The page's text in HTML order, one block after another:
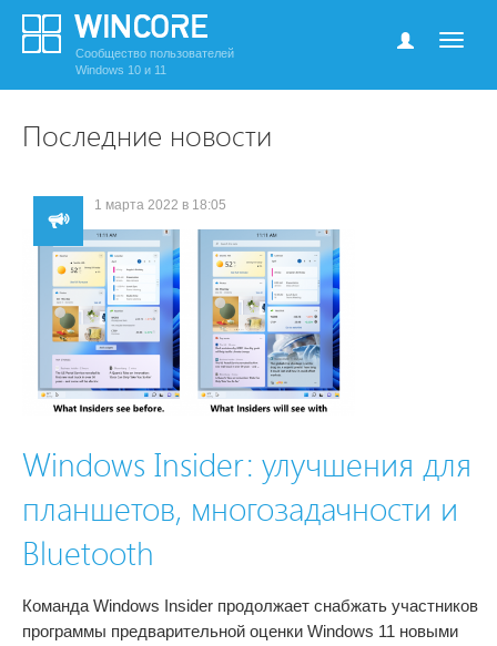
Сообщество пользователей
Windows 10 и 11
Последние новости
1 марта 2022 в 18:05
Windows Insider: улучшения для
планшетов, многозадачности и
Bluetooth
Команда Windows Insider продолжает снабжать участников
программы предварительной оценки Windows 11 новыми